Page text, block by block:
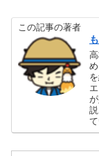
この記事の著者